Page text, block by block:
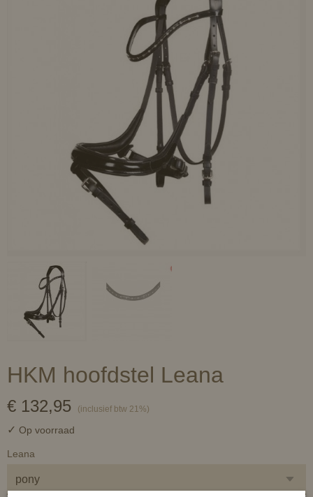
HKM hoofdstel Leana
€ 132,95 (inclusief btw 21%)
✓ Op voorraad
Leana